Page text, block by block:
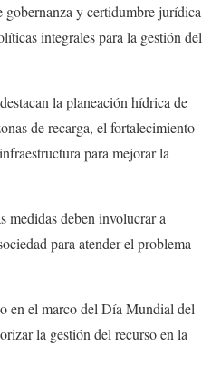
y certidumbre jurídica
integrales para la gestión del
la planeación hídrica de
de recarga, el fortalecimiento
para mejorar la
medidas deben involucrar a
para atender el problema
en el marco del Día Mundial del
la gestión del recurso en la